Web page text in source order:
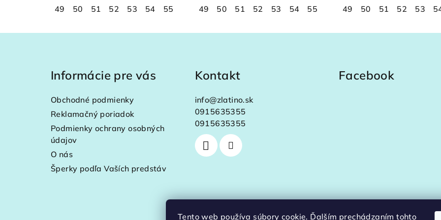
Tento web používa súbory cookie. Ďalším prechádzaním tohto
49 50 51 52 53 54 55 57 58 59 60 61 62 63 65 66 67 68
49 50 51 52 53 54 55 57 58 59 60 61
49 50 51 52 53
Informácie pre vás
Obchodné podmienky
Reklamačný poriadok
Podmienky ochrany osobných
údajov
O nás
Šperky podľa Vaších predstáv
Kontakt
info@zlatino.sk
0915635355
0915635355
Facebook